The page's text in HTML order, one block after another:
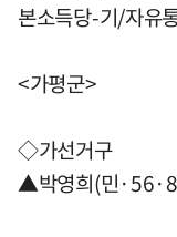
본소득당-기/자유
<가평군>
◇가선거구
▲박영희(민